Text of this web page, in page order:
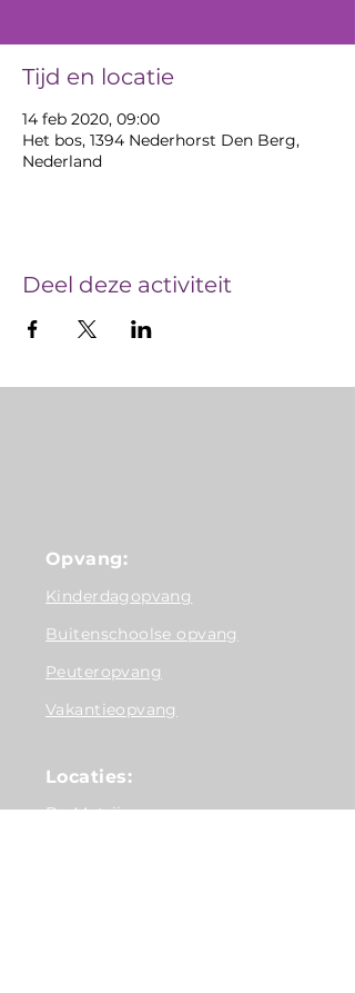
Tijd en locatie
14 feb 2020, 09:00
Het bos, 1394 Nederhorst Den Berg,
Nederland
Deel deze activiteit
Opvang:
Kinderdagopvang
Buitenschoolse opvang
Peuteropvang
Vakantieopvang
Locaties:
De Matrijs